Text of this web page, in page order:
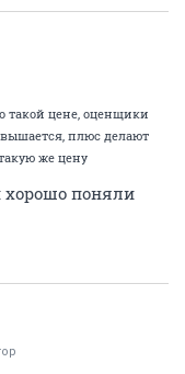
такой цене, оценщики
плюс делают
же цену
хорошо поняли